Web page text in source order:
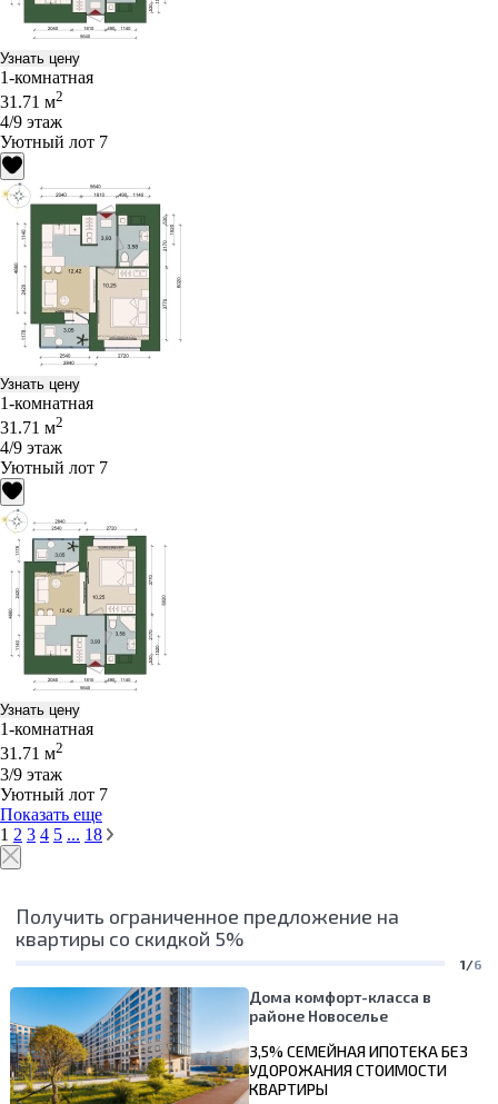
Узнать цену
1-комнатная
31.71 м2
4/9 этаж
Уютный лот 7
Узнать цену
1-комнатная
31.71 м2
4/9 этаж
Уютный лот 7
Узнать цену
1-комнатная
31.71 м2
3/9 этаж
Уютный лот 7
Показать еще
1 2 3 4 5 ... 18
Получить ограниченное предложение на
квартиры со скидкой 5%
1/6
Дома комфорт-класса в
районе Новоселье
3,5% СЕМЕЙНАЯ ИПОТЕКА БЕЗ
УДОРОЖАНИЯ СТОИМОСТИ
КВАРТИРЫ